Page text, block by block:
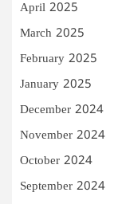
April 2025
March 2025
February 2025
January 2025
December 2024
November 2024
October 2024
September 2024